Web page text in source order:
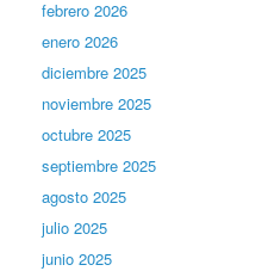
febrero 2026
enero 2026
diciembre 2025
noviembre 2025
octubre 2025
septiembre 2025
agosto 2025
julio 2025
junio 2025